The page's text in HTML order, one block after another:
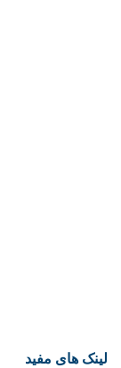
لینک های مفید